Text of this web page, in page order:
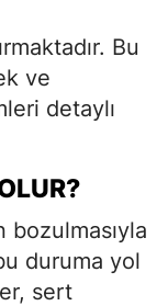
Bu
ve
detaylı
duruma yol
sert